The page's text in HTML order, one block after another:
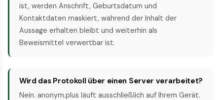
ist, werden Anschrift, Geburtsdatum und
Kontaktdaten maskiert, während der Inhalt der
Aussage erhalten bleibt und weiterhin als
Beweismittel verwertbar ist.
Wird das Protokoll über einen Server verarbeitet?
Nein. anonym.plus läuft ausschließlich auf Ihrem Gerät.